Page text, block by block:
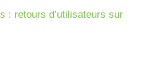
: retours d’utilisateurs sur